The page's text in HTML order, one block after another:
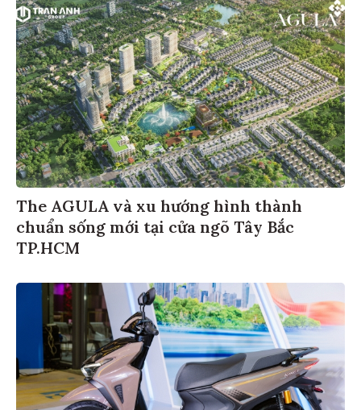
The AGULA và xu hướng hình thành
chuẩn sống mới tại cửa ngõ Tây Bắc
TP.HCM